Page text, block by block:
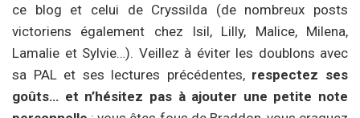
ce blog et celui de Cryssilda (de nombreux posts
victoriens également chez Isil, Lilly, Malice, Milena,
Lamalie et Sylvie…). Veillez à éviter les doublons avec
sa PAL et ses lectures précédentes, respectez ses
goûts… et n’hésitez pas à ajouter une petite note